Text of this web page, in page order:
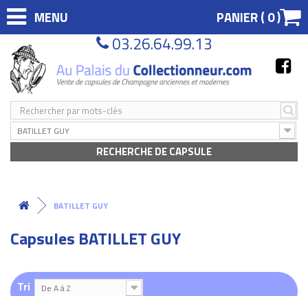
MENU PANIER (0)
03.26.64.99.13
BATILLET GUY
RECHERCHE DE CAPSULE
BATILLET GUY
Capsules BATILLET GUY
Tri De A à Z